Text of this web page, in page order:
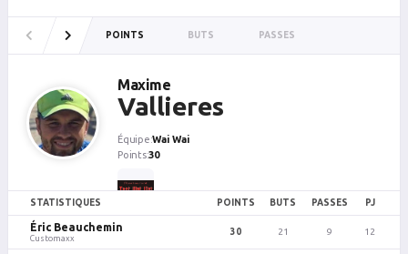
POINTS BUTS PASSES
Maxime
Vallieres
Équipe:Wai Wai
Points:30
STATISTIQUES POINTS BUTS PASSES PJ
Éric Beauchemin
Customaxx
30 21 9 12